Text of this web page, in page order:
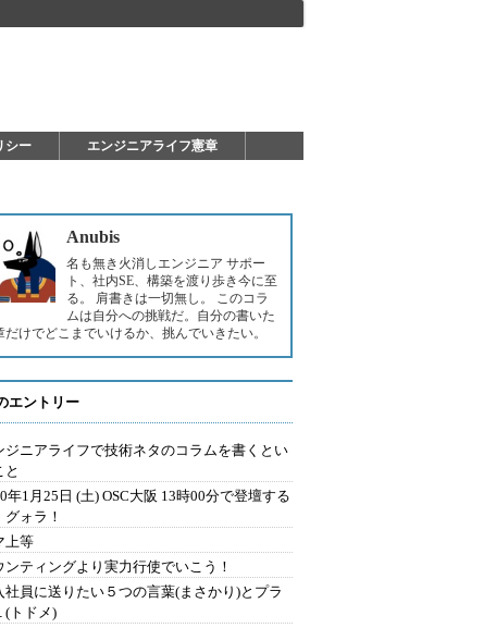
シー エンジニアライフ憲章
Anubis
名も無き火消しエンジニア サポー
ト、社内SE、構築を渡り歩き今に至
る。 肩書きは一切無し。 このコラ
ムは自分への挑戦だ。自分の書いた
だけでどこまでいけるか、挑んでいきたい。
エントリー
ジニアライフで技術ネタのコラムを書くとい
と
年1月25日 (土) OSC大阪 13時00分で登壇する
グォラ！
上等
ンティングより実力行使でいこう！
社員に送りたい５つの言葉(まさかり)とプラ
(トドメ)